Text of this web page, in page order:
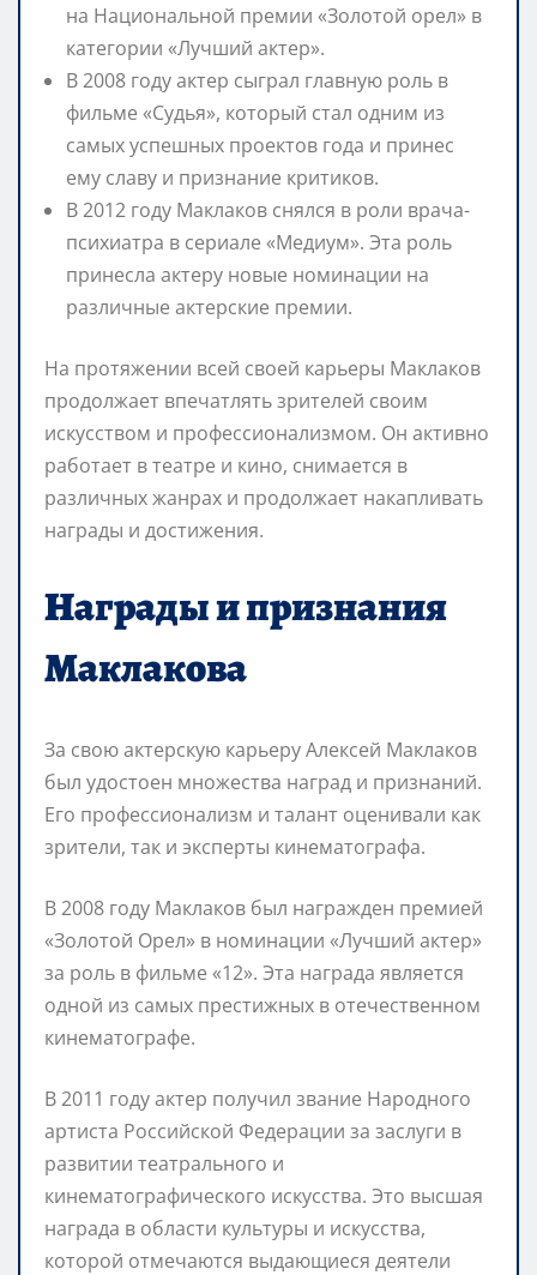
на Национальной премии «Золотой орел» в
категории «Лучший актер».
В 2008 году актер сыграл главную роль в
фильме «Судья», который стал одним из
самых успешных проектов года и принес
ему славу и признание критиков.
В 2012 году Маклаков снялся в роли врача-
психиатра в сериале «Медиум». Эта роль
принесла актеру новые номинации на
различные актерские премии.
На протяжении всей своей карьеры Маклаков
продолжает впечатлять зрителей своим
искусством и профессионализмом. Он активно
работает в театре и кино, снимается в
различных жанрах и продолжает накапливать
награды и достижения.
Награды и признания
Маклакова
За свою актерскую карьеру Алексей Маклаков
был удостоен множества наград и признаний.
Его профессионализм и талант оценивали как
зрители, так и эксперты кинематографа.
В 2008 году Маклаков был награжден премией
«Золотой Орел» в номинации «Лучший актер»
за роль в фильме «12». Эта награда является
одной из самых престижных в отечественном
кинематографе.
В 2011 году актер получил звание Народного
артиста Российской Федерации за заслуги в
развитии театрального и
кинематографического искусства. Это высшая
награда в области культуры и искусства,
которой отмечаются выдающиеся деятели